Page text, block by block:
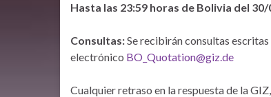
Hasta las 23:59 horas de Bolivia del
Consultas:Se recibirán consultas escritas
electrónico BO_Quotation@giz.de
Cualquier retraso en la respuesta de la